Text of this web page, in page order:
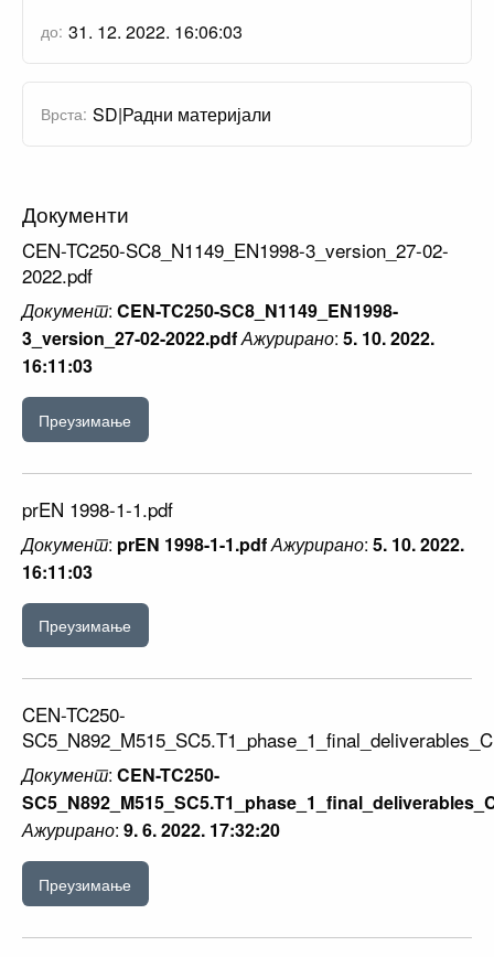
до: 31. 12. 2022. 16:06:03
Врста: SD|Радни материјали
Документи
CEN-TC250-SC8_N1149_EN1998-3_version_27-02-
2022.pdf
Документ: CEN-TC250-SC8_N1149_EN1998-
3_version_27-02-2022.pdfАжурирано: 5. 10. 2022.
16:11:03
Преузимање
prEN 1998-1-1.pdf
Документ: prEN 1998-1-1.pdfАжурирано: 5. 10. 2022.
16:11:03
Преузимање
CEN-TC250-
Документ: CEN-TC250-
Ажурирано: 9. 6. 2022. 17:32:20
Преузимање